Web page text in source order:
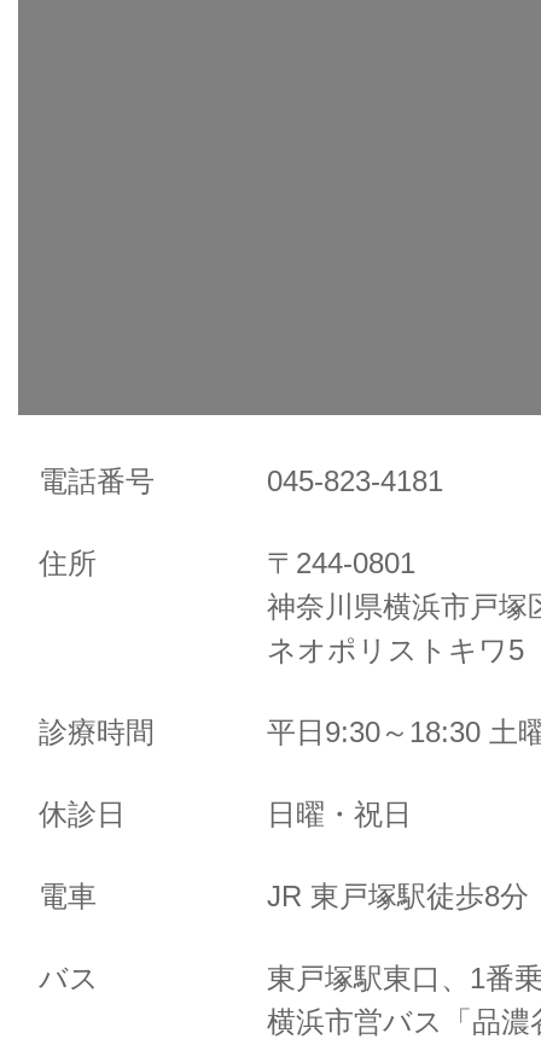
電話番号 045-823-4181
住所
〒244-0801
神奈川県横浜市戸塚
ネオポリストキワ
診療時間 平日9:30～18:30 土
休診日 日曜・祝日
電車 JR 東戸塚駅徒歩8
バス
東戸塚駅東口、1番
横浜市営バス「品